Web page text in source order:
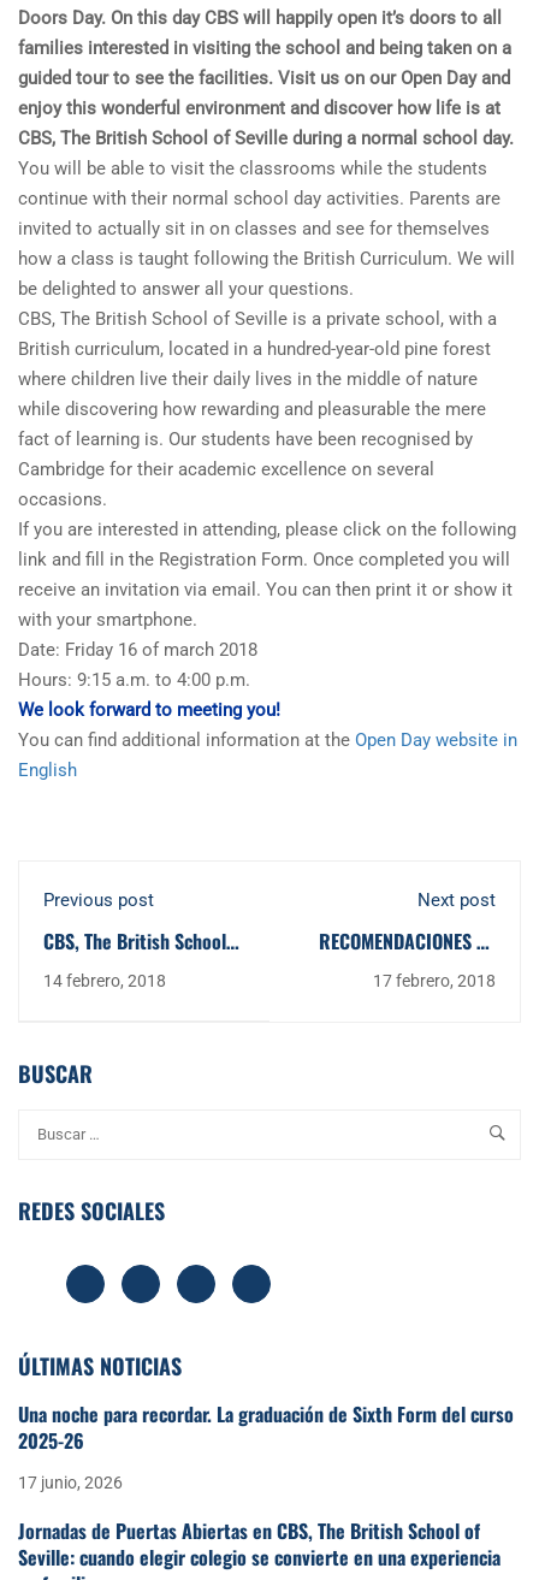
Doors Day. On this day CBS will happily open it’s doors to all
families interested in visiting the school and being taken on a
guided tour to see the facilities. Visit us on our Open Day and
enjoy this wonderful environment and discover how life is at
CBS, The British School of Seville during a normal school day.
You will be able to visit the classrooms while the students
continue with their normal school day activities. Parents are
invited to actually sit in on classes and see for themselves
how a class is taught following the British Curriculum. We will
be delighted to answer all your questions.
CBS, The British School of Seville is a private school, with a
British curriculum, located in a hundred-year-old pine forest
where children live their daily lives in the middle of nature
while discovering how rewarding and pleasurable the mere
fact of learning is. Our students have been recognised by
Cambridge for their academic excellence on several
occasions.
If you are interested in attending, please click on the following
link and fill in the Registration Form. Once completed you will
receive an invitation via email. You can then print it or show it
with your smartphone.
Date: Friday 16 of march 2018
Hours: 9:15 a.m. to 4:00 p.m.
We look forward to meeting you!
You can find additional information at the Open Day website in
English
Previous post
CBS, The British School
of Seville - Colegio
Británico de Sevilla -
14 febrero, 2018
Next post
RECOMENDACIONES DE
ALICIA SOBRE
NUTRICIÓN. MENÚ DE LA
17 febrero, 2018
BUSCAR
REDES SOCIALES
ÚLTIMAS NOTICIAS
Una noche para recordar. La graduación de Sixth Form del curso
2025-26
17 junio, 2026
Jornadas de Puertas Abiertas en CBS, The British School of
Seville: cuando elegir colegio se convierte en una experiencia